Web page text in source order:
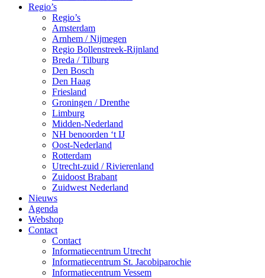
Regio’s
Regio’s
Amsterdam
Arnhem / Nijmegen
Regio Bollenstreek-Rijnland
Breda / Tilburg
Den Bosch
Den Haag
Friesland
Groningen / Drenthe
Limburg
Midden-Nederland
NH benoorden ‘t IJ
Oost-Nederland
Rotterdam
Utrecht-zuid / Rivierenland
Zuidoost Brabant
Zuidwest Nederland
Nieuws
Agenda
Webshop
Contact
Contact
Informatiecentrum Utrecht
Informatiecentrum St. Jacobiparochie
Informatiecentrum Vessem